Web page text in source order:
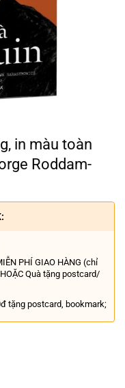
in màu toàn
Roddam-
PHÍ GIAO HÀNG (chỉ
Quà tặng postcard/
tặng postcard, bookmark;